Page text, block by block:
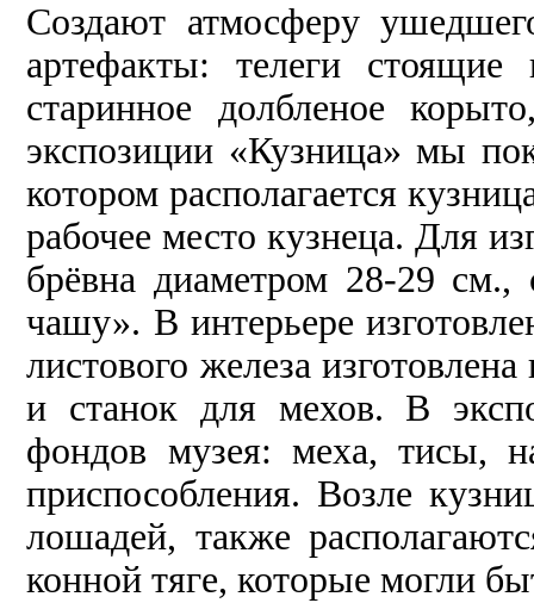
Создают атмосферу
артефакты: телеги
старинное долбленое
экспозиции «Кузница» мы
котором располагается
рабочее место кузнеца. Для
брёвна диаметром 28-29 см.,
чашу». В интерьере
листового железа
и станок для мехов. В
фондов музея: меха, тисы,
приспособления. Возле
лошадей, также
конной тяге, которые могли